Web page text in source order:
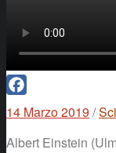
Facebook
14 Marzo 2019 /
Albert Einstein